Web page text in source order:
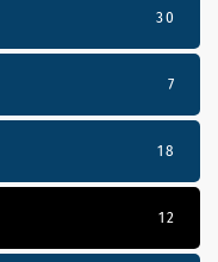
30
7
18
12